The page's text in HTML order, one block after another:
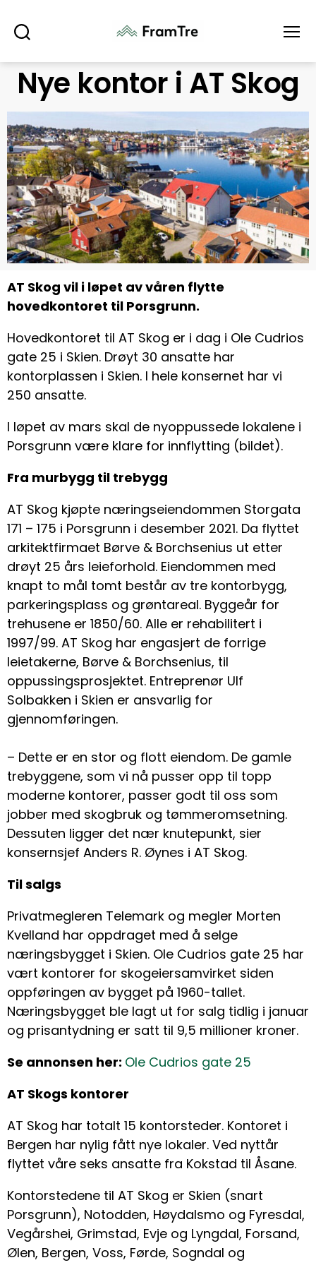
Nye kontor i AT Skog
AT Skog vil i løpet av våren flytte
hovedkontoret til Porsgrunn.
Hovedkontoret til AT Skog er i dag i Ole Cudrios
gate 25 i Skien. Drøyt 30 ansatte har
kontorplassen i Skien. I hele konsernet har vi
250 ansatte.
I løpet av mars skal de nyoppussede lokalene i
Porsgrunn være klare for innflytting (bildet).
Fra murbygg til trebygg
AT Skog kjøpte næringseiendommen Storgata
171 – 175 i Porsgrunn i desember 2021. Da flyttet
arkitektfirmaet Børve & Borchsenius ut etter
drøyt 25 års leieforhold. Eiendommen med
knapt to mål tomt består av tre kontorbygg,
parkeringsplass og grøntareal. Byggeår for
trehusene er 1850/60. Alle er rehabilitert i
1997/99. AT Skog har engasjert de forrige
leietakerne, Børve & Borchsenius, til
oppussingsprosjektet. Entreprenør Ulf
Solbakken i Skien er ansvarlig for
gjennomføringen.
– Dette er en stor og flott eiendom. De gamle
trebyggene, som vi nå pusser opp til topp
moderne kontorer, passer godt til oss som
jobber med skogbruk og tømmeromsetning.
Dessuten ligger det nær knutepunkt, sier
konsernsjef Anders R. Øynes i AT Skog.
Til salgs
Privatmegleren Telemark og megler Morten
Kvelland har oppdraget med å selge
næringsbygget i Skien. Ole Cudrios gate 25 har
vært kontorer for skogeiersamvirket siden
oppføringen av bygget på 1960-tallet.
Næringsbygget ble lagt ut for salg tidlig i januar
og prisantydning er satt til 9,5 millioner kroner.
Se annonsen her: Ole Cudrios gate 25
AT Skogs kontorer
AT Skog har totalt 15 kontorsteder. Kontoret i
Bergen har nylig fått nye lokaler. Ved nyttår
flyttet våre seks ansatte fra Kokstad til Åsane.
Kontorstedene til AT Skog er Skien (snart
Porsgrunn), Notodden, Høydalsmo og Fyresdal,
Vegårshei, Grimstad, Evje og Lyngdal, Forsand,
Ølen, Bergen, Voss, Førde, Sogndal og